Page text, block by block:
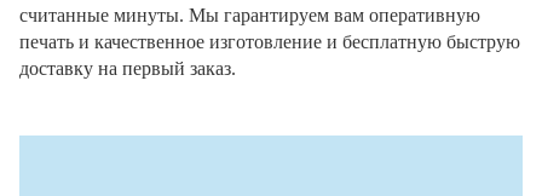
считанные минуты. Мы гарантируем вам оперативную
печать и качественное изготовление и бесплатную быструю
доставку на первый заказ.